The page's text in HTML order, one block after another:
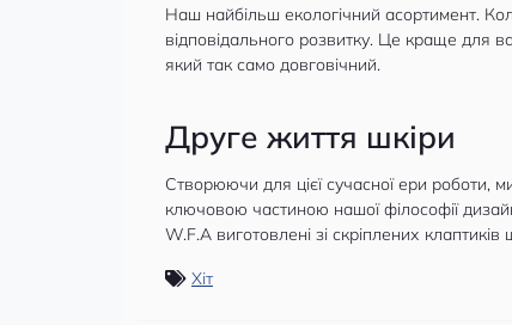
Наш найбільш екологічний асортимент.
відповідального розвитку. Це краще для
який так само довговічний.
Друге життя шкіри
Створюючи для цієї сучасної ери
ключовою частиною нашої філософії
W.F.A виготовлені зі скріплених
Хіт